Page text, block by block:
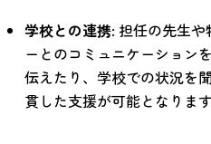
学校との連携: 担任の先生
ーとのコミュニケーション
伝えたり、学校での状況を
貫した支援が可能となります